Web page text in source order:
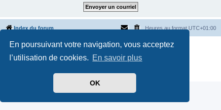
En poursuivant votre navigation, vous acceptez
l’utilisation de cookies. En savoir plus
OK
Index du forum Heures au format UTC+01:00
Développé parphpBB® Forum Software © phpBB Limited
Traduit par
phpBB-fr.com
Style parSide-car club Français